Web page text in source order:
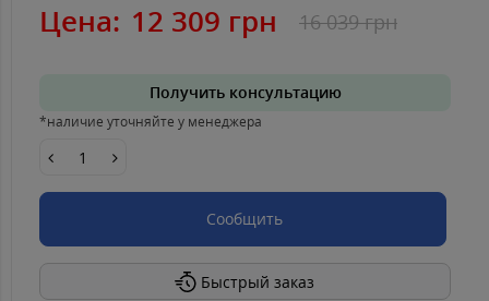
Цена: 12 309 грн 16 039 грн
Получить консультацию
*наличие уточняйте у менеджера
Сообщить
Быстрый заказ